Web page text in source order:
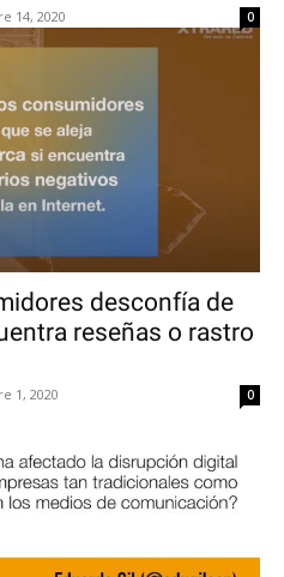
14, 2020 0
desconfía de
reseñas o rastro
1, 2020 0